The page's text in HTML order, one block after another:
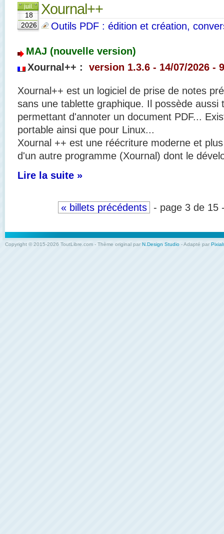
juil.
18
2026
Xournal++
Outils PDF : édition et création,
MAJ (nouvelle version)
Xournal++ :
version 1.3.6 - 14/07/2026 -
Xournal++ est un logiciel de prise de notes
sans une tablette graphique. Il possède aussi
permettant d'annoter un document PDF...
portable ainsi que pour Linux...
Xournal ++ est une réécriture moderne et
d'un autre programme (Xournal) dont le
Lire la suite »
« billets précédents - page 3 de 15
Copyright © 2015-2026 ToutLibre.com - Thème original par N.Design Studio - Adapté par